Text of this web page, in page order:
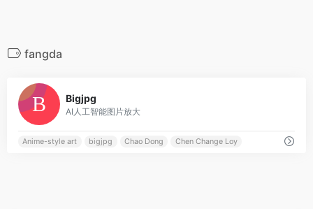
fangda
Bigjpg
AI人工智能图片放大
Anime-style art bigjpg Chao Dong Chen Change Loy